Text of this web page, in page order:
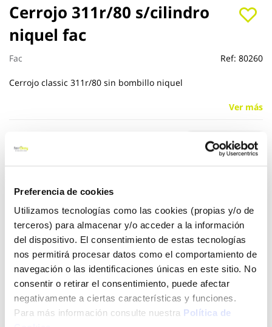
Preferencia de cookies
Utilizamos tecnologías como las cookies (propias y/o de
terceros) para almacenar y/o acceder a la información
del dispositivo. El consentimiento de estas tecnologías
nos permitirá procesar datos como el comportamiento de
navegación o las identificaciones únicas en este sitio. No
consentir o retirar el consentimiento, puede afectar
negativamente a ciertas características y funciones.
Para más información consulte nuestra Política de
Cerrojo 311r/80 s/cilindro
niquel fac
Fac Ref: 80260
Cerrojo classic 311r/80 sin bombillo niquel
Ver más
59,75 €
Click&Collect - Recogida gratis
en nuestras tiendas
Envío a domicilio:
5 días hábiles
+ INFO
Saltar
al
comienzo
de
la
de
imágenes